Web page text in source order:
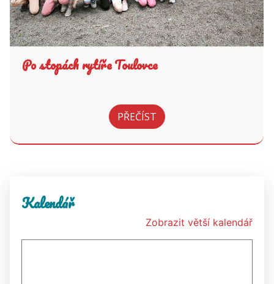
Po stopách rytíře Toulovce
PŘEČÍST
Kalendář
Zobrazit větší kalendář